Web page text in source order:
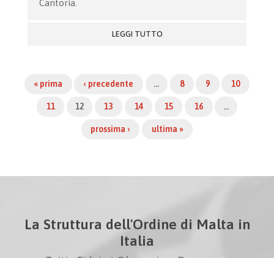
Cantoría.
LEGGI TUTTO
« prima ‹ precedente … 8 9 10
11 12 13 14 15 16 …
prossima › ultima »
La Struttura dell'Ordine di Malta in
Italia